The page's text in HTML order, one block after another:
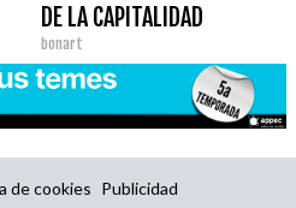
DE LA CAPITALIDAD
MUNDIAL 2026
bonart
de cookies Publicidad